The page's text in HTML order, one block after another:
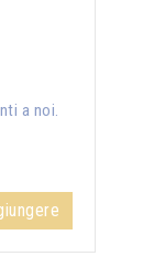
a noi.